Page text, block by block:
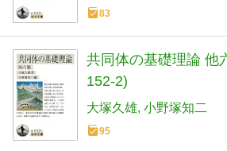
83
共同体の基礎理論 他
152-2)
大塚久雄 小野塚知二
95